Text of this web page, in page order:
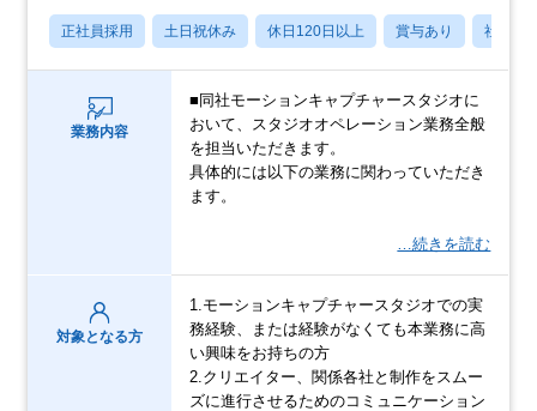
正社員採用 土日祝休み 休日120日以上 賞与あり 社宅・
業務内容
■同社モーションキャプチャースタジオに
おいて、スタジオオペレーション業務全般
を担当いただきます。
具体的には以下の業務に関わっていただき
ます。
…続きを読む
対象となる方
1.モーションキャプチャースタジオでの実
務経験、または経験がなくても本業務に高
い興味をお持ちの方
2.クリエイター、関係各社と制作をスムー
ズに進行させるためのコミュニケーション